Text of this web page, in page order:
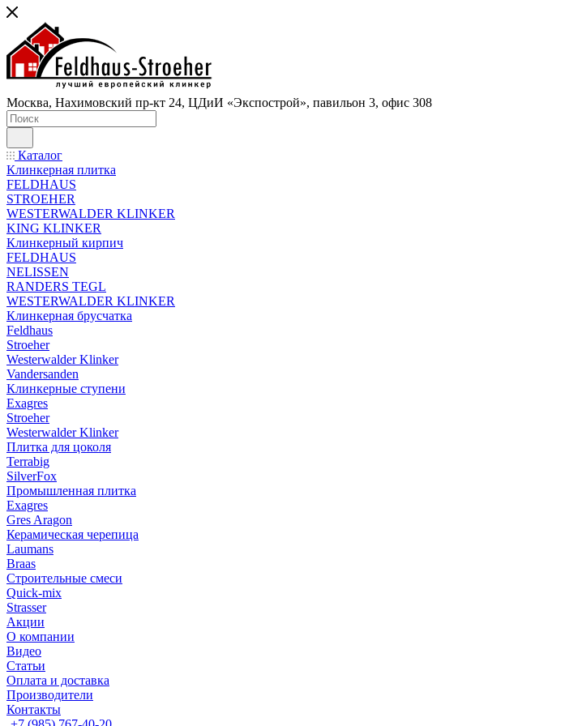
Москва, Нахимовский пр-кт 24, ЦДиИ «Экспострой», павильон 3, офис 308
Каталог
Клинкерная плитка
FELDHAUS
STROEHER
WESTERWALDER KLINKER
KING KLINKER
Клинкерный кирпич
FELDHAUS
NELISSEN
RANDERS TEGL
WESTERWALDER KLINKER
Клинкерная брусчатка
Feldhaus
Stroeher
Westerwalder Klinker
Vandersanden
Клинкерные ступени
Exagres
Stroeher
Westerwalder Klinker
Плитка для цоколя
Terrabig
SilverFox
Промышленная плитка
Exagres
Gres Aragon
Керамическая черепица
Laumans
Braas
Строительные смеси
Quick-mix
Strasser
Акции
О компании
Видео
Статьи
Оплата и доставка
Производители
Контакты